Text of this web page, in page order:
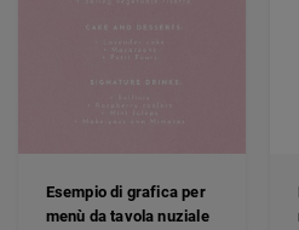
Esempio di grafica per
menù da tavola nuziale